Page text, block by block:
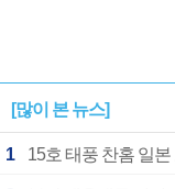
[많이 본 뉴스]
1 15호 태풍 찬홈 일